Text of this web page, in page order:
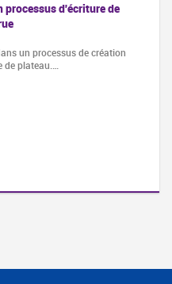
processus d'écriture de
un processus de création
de plateau.…